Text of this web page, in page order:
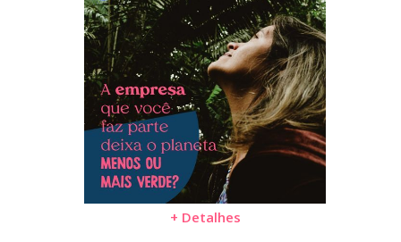
+ Detalhes